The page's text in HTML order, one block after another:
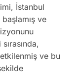
İstanbul
ve
ve bu